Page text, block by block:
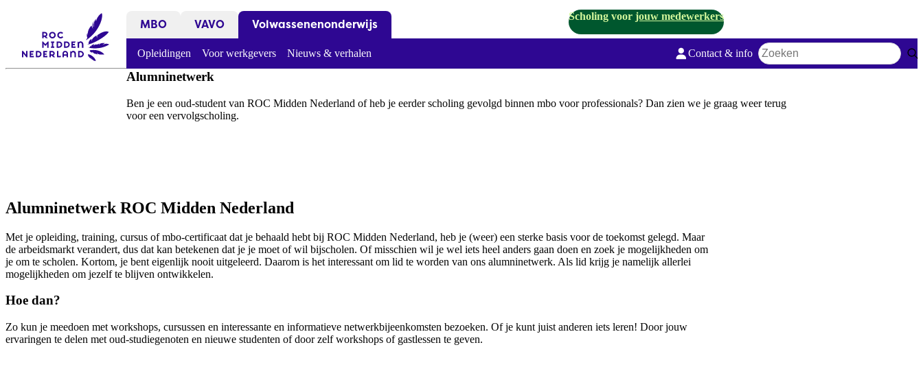
MBO VAVO Volwassenenonderwijs
Scholing voor jouw medewerkers
Opleidingen Voor werkgevers Nieuws & verhalen Contact & info Zoekwoord
Alumninetwerk
Ben je een oud-student van ROC Midden Nederland of heb je eerder scholing gevolgd binnen mbo voor professionals? Dan zien we je graag weer terug
voor een vervolgscholing.
Alumninetwerk ROC Midden Nederland
Met je opleiding, training, cursus of mbo-certificaat dat je behaald hebt bij ROC Midden Nederland, heb je (weer) een sterke basis voor de toekomst gelegd. Maar
de arbeidsmarkt verandert, dus dat kan betekenen dat je je moet of wil bijscholen. Of misschien wil je wel iets heel anders gaan doen en zoek je mogelijkheden om
je om te scholen. Kortom, je bent eigenlijk nooit uitgeleerd. Daarom is het interessant om lid te worden van ons alumninetwerk. Als lid krijg je namelijk allerlei
mogelijkheden om jezelf te blijven ontwikkelen.
Hoe dan?
Zo kun je meedoen met workshops, cursussen en interessante en informatieve netwerkbijeenkomsten bezoeken. Of je kunt juist anderen iets leren! Door jouw
ervaringen te delen met oud-studiegenoten en nieuwe studenten of door zelf workshops of gastlessen te geven.